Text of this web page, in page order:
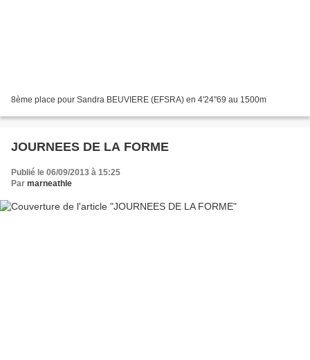
8ème place pour Sandra BEUVIERE (EFSRA) en 4'24"69 au 1500m
JOURNEES DE LA FORME
Publié le 06/09/2013 à 15:25
Par marneathle